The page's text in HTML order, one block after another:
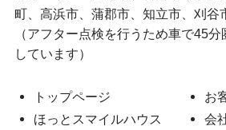
町、高浜市、蒲郡市、知立市、刈谷
（アフター点検を行うため車で45
しています）
トップページ
ほっとスマイルハウス
お
会